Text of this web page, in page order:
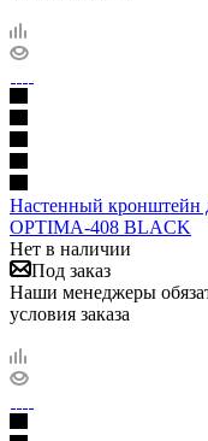
Настенный кронштейн
OPTIMA-408 BLACK
Нет в наличии
Под заказ
Наши менеджеры
условия заказа